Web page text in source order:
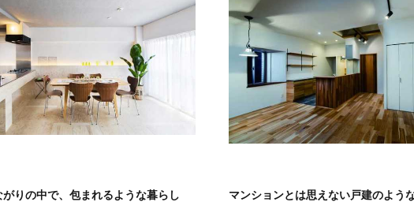
がりの中で、包まれるような暮らし マンションとは思えない戸建のよう